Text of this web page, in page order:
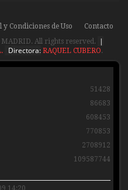
y Condiciones de Uso
Contacto
All rights reserved.
|
Directora:RAQUEL CUBERO.
51428
86683
608453
770853
2708912
109587744
14:20